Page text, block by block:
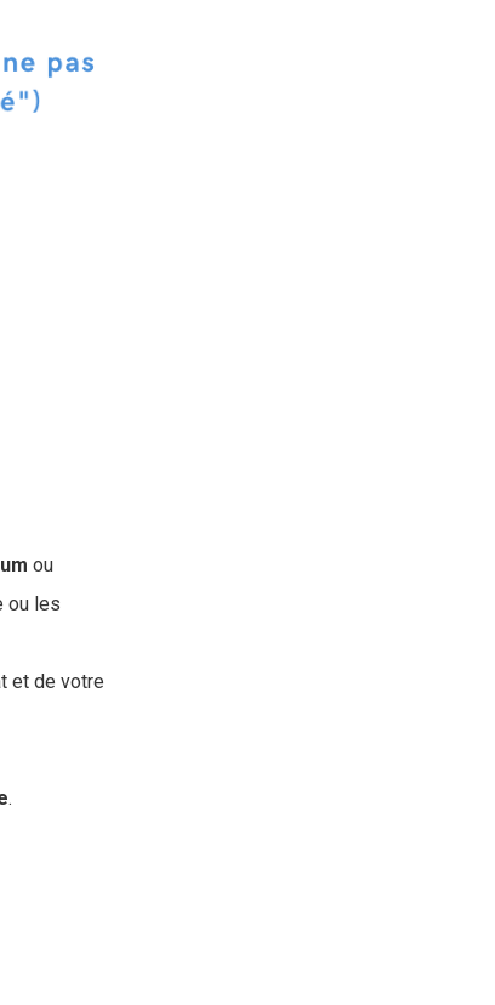
ou
ou les
et de votre
.